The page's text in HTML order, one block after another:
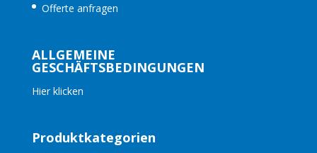
Offerte anfragen
ALLGEMEINE
GESCHÄFTSBEDINGUNGEN
Hier klicken
Produktkategorien